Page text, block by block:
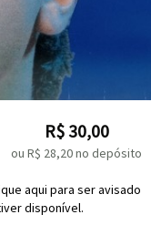
R$ 30,00
ou R$ 28,20no depósito
aqui para ser avisado
disponível.